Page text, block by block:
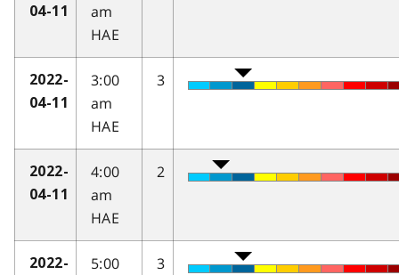
04-11
am
HAE
2022-
04-11
3:00
am
HAE
3
2022-
04-11
4:00
am
HAE
2
2022-
5:00
3